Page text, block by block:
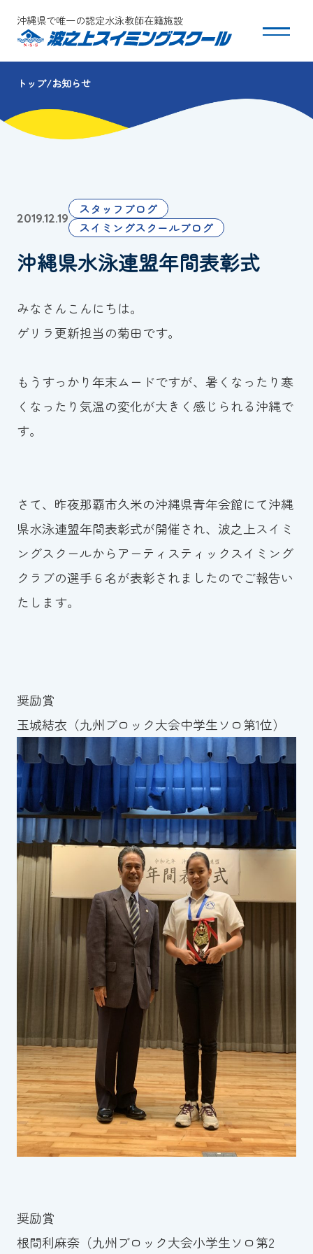
沖縄県で唯一の認定水泳教師在籍施設
スクールについて
コース・クラス紹介
団体会員募集
保護者の方へ
採用情報
お知らせ
カレンダー
波スイタイムズ
Tel.098-863-7264
平日 9:00～22:00｜土祝 9:00～21:00
メールでお問い合わせ
トップ お知らせ
2019.12.19
スタッフブログ
スイミングスクールブログ
沖縄県水泳連盟年間表彰式
みなさんこんにちは。
ゲリラ更新担当の菊田です。
もうすっかり年末ムードですが、暑くなったり寒
くなったり気温の変化が大きく感じられる沖縄で
す。
さて、昨夜那覇市久米の沖縄県青年会館にて沖縄
県水泳連盟年間表彰式が開催され、波之上スイミ
ングスクールからアーティスティックスイミング
クラブの選手６名が表彰されましたのでご報告い
たします。
奨励賞
玉城結衣（九州ブロック大会中学生ソロ第1位）
奨励賞
根間利麻奈（九州ブロック大会小学生ソロ第2